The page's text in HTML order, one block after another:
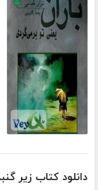
دانلود کتاب زیر